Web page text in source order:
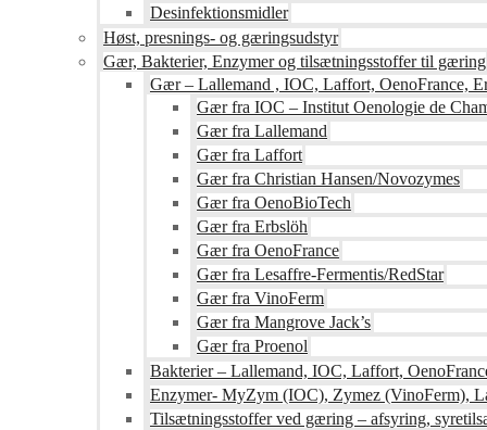
Desinfektionsmidler
Høst, presnings- og gæringsudstyr
Gær, Bakterier, Enzymer og tilsætningsstoffer til gæring
Gær – Lallemand , IOC, Laffort, OenoFrance,
Gær fra IOC – Institut Oenologie de
Gær fra Lallemand
Gær fra Laffort
Gær fra Christian Hansen/Novozymes
Gær fra OenoBioTech
Gær fra Erbslöh
Gær fra OenoFrance
Gær fra Lesaffre-Fermentis/RedStar
Gær fra VinoFerm
Gær fra Mangrove Jack’s
Gær fra Proenol
Bakterier – Lallemand, IOC, Laffort,
Enzymer- MyZym (IOC), Zymez (VinoFerm),
Tilsætningsstoffer ved gæring – afsyring,